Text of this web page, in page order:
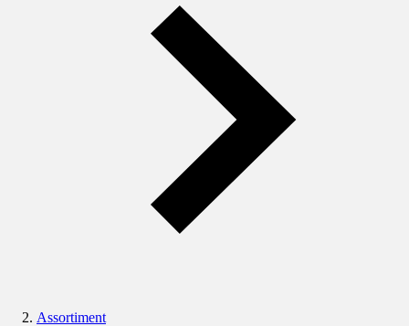
Assortiment